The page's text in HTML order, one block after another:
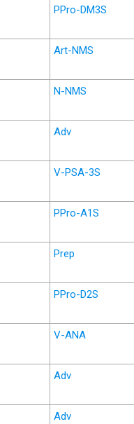
PPro-DM3S
Art-NMS
N-NMS
Adv
V-PSA-3S
PPro-A1S
Prep
PPro-D2S
V-ANA
Adv
Adv